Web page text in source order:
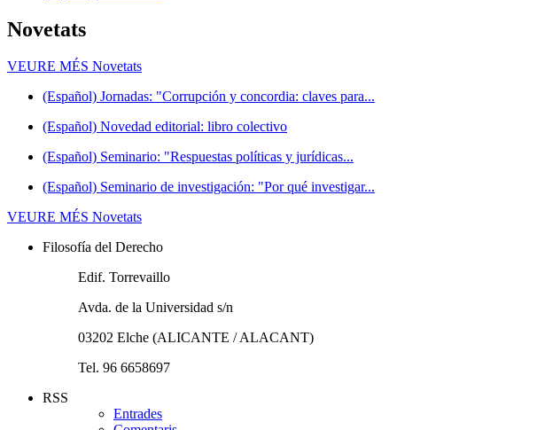
Novetats
VEURE MÉS Novetats
(Español) Jornadas: "Corrupción y concordia: claves para...
(Español) Novedad editorial: libro colectivo
(Español) Seminario: "Respuestas políticas y jurídicas...
(Español) Seminario de investigación: "Por qué investigar...
VEURE MÉS Novetats
Filosofía del Derecho
Edif. Torrevaillo
Avda. de la Universidad s/n
03202 Elche (ALICANTE / ALACANT)
Tel. 96 6658697
RSS
Entrades